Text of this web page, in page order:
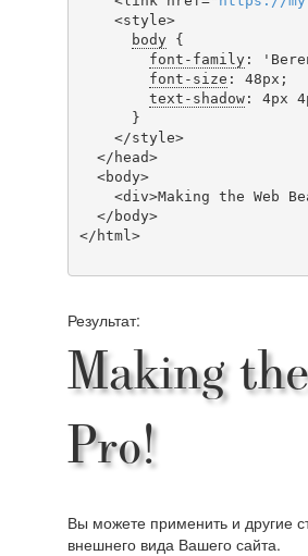
body {
font-family:
font-size : 48px;
text-shadow: 4px
</html>
Результат:
Making
Pro!
Вы можете применить и другие
внешнего вида Вашего сайта.